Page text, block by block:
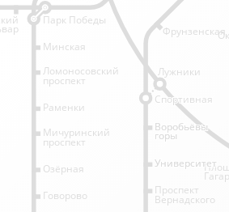
Лужники
Минская
Ломоносовский
проспект
Раменки
Парк Победы
Спортивная
Спортивная
Фрунзенская
Проспект
Вернадского
Воробьёвы
горы
Воробьёвы
горы
Университет
Университет
Говорово
Озёрная
Мичуринский
проспект